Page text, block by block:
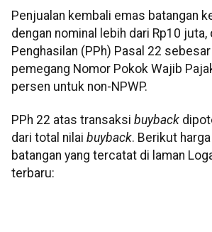
‎Penjualan kembali emas batangan
dengan nominal lebih dari Rp10 juta,
Penghasilan (PPh) Pasal 22
pemegang Nomor Pokok Wajib
persen untuk non-NPWP.
‎PPh 22 atas transaksi buyback
dari total nilai buyback. Berikut
batangan yang tercatat di laman
terbaru: